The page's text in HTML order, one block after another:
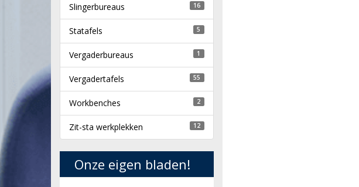
Slingerbureaus 16
Statafels 5
Vergaderbureaus 1
Vergadertafels 55
Workbenches 2
Zit-sta werkplekken 12
Onze eigen bladen!